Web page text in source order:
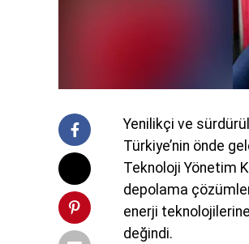
Yenilikçi ve
Türkiye’nin önde
Teknoloji Yönetim
depolama
enerji
değindi.